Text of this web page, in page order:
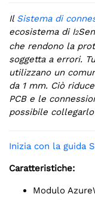
Il Sistema di
ecosistema di I2
che rendono la
soggetta a errori.
utilizzano un
da 1 mm. Ciò
PCB e le
possibile
Inizia con la guida
Caratteristiche:
Modulo